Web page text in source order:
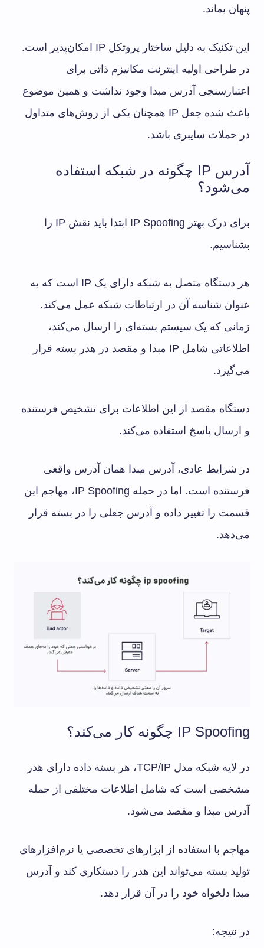
پنهان بماند.
این تکنیک به دلیل ساختار پروتکل IP امکان‌پذیر است.
در طراحی اولیه اینترنت مکانیزم ذاتی برای
اعتبارسنجی آدرس مبدا وجود نداشت و همین موضوع
باعث شده جعل IP همچنان یکی از روش‌های متداول
در حملات سایبری باشد.
آدرس IP چگونه در شبکه استفاده
می‌شود؟
برای درک بهتر IP Spoofing ابتدا باید نقش IP را
بشناسیم.
هر دستگاه متصل به شبکه دارای یک IP است که به
عنوان شناسه آن در ارتباطات شبکه عمل می‌کند.
زمانی که یک سیستم بسته‌ای را ارسال می‌کند،
اطلاعاتی شامل IP مبدا و مقصد در هدر بسته قرار
می‌گیرد.
دستگاه مقصد از این اطلاعات برای تشخیص فرستنده
و ارسال پاسخ استفاده می‌کند.
در شرایط عادی، آدرس مبدا همان آدرس واقعی
فرستنده است. اما در حمله IP Spoofing، مهاجم این
قسمت را تغییر داده و آدرس جعلی را در بسته قرار
می‌دهد.
IP Spoofing چگونه کار می‌کند؟
در لایه شبکه مدل TCP/IP، هر بسته داده دارای هدر
مشخصی است که شامل اطلاعات مختلفی از جمله
آدرس مبدا و مقصد می‌شود.
مهاجم با استفاده از ابزارهای تخصصی یا نرم‌افزارهای
تولید بسته می‌تواند این هدر را دستکاری کند و آدرس
مبدا دلخواه خود را در آن قرار دهد.
در نتیجه: